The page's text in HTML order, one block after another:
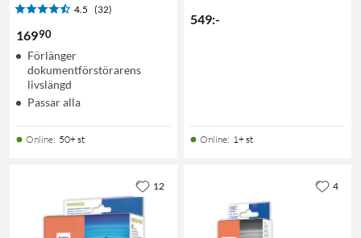
4.5 (32)
16990
Förlänger
dokumentförstörarens
livslängd
Passar alla
Online: 50+ st
549:-
Online: 1+ st
12 4